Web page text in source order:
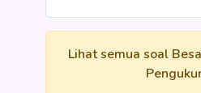
Lihat semua soal